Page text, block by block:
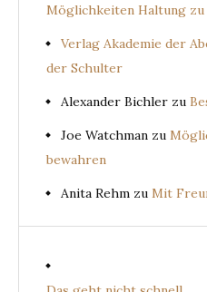
Möglichkeiten Haltung zu
Verlag Akademie der
der Schulter
Alexander Bichler zu
Joe Watchman zu
bewahren
Anita Rehm zu Mit